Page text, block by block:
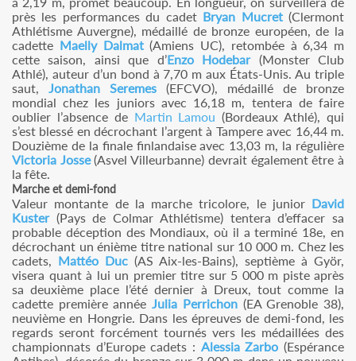
près les performances du cadet Bryan Mucret(Clermont
Athlétisme Auvergne), médaillé de bronze européen, de la
cadette Maelly Dalmat(Amiens UC), retombée à 6,34 m
cette saison, ainsi que d’Enzo Hodebar(Monster Club
Athlé), auteur d’un bond à 7,70 m aux États-Unis. Au triple
saut, Jonathan Seremes (EFCVO), médaillé de bronze
mondial chez les juniors avec 16,18 m, tentera de faire
oublier l’absence de Martin Lamou (Bordeaux Athlé), qui
s’est blessé en décrochant l’argent à Tampere avec 16,44 m.
Douzième de la finale finlandaise avec 13,03 m, la régulière
Victoria Josse(Asvel Villeurbanne) devrait également être à
la fête.
Marche et demi-fond
Valeur montante de la marche tricolore, le junior David
Kuster(Pays de Colmar Athlétisme) tentera d’effacer sa
probable déception des Mondiaux, où il a terminé 18e, en
décrochant un énième titre national sur 10 000 m. Chez les
cadets, Mattéo Duc (AS Aix-les-Bains), septième à Györ,
visera quant à lui un premier titre sur 5 000 m piste après
sa deuxième place l’été dernier à Dreux, tout comme la
cadette première annéeJulia Perrichon(EA Grenoble 38),
neuvième en Hongrie. Dans les épreuves de demi-fond, les
regards seront forcément tournés vers les médaillées des
championnats d’Europe cadets : Alessia Zarbo (Espérance